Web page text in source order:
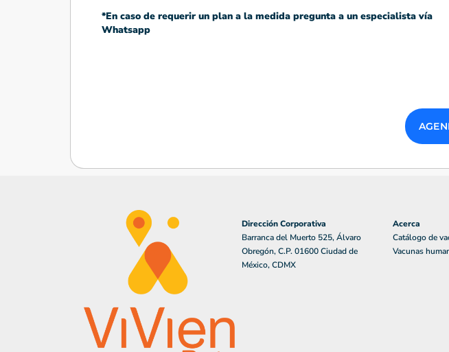
*En caso de requerir un plan a la medida pregunta a un especialista vía
Whatsapp
Dirección Corporativa
Barranca del Muerto 525, Álvaro
Obregón, C.P. 01600 Ciudad de
México, CDMX
Acerca
Catálogo de
Vacunas